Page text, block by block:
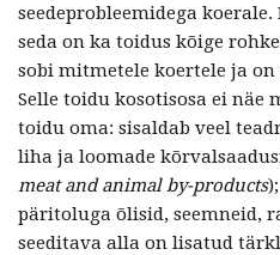
seedeprobleemidega
seda on ka toidus kõige
sobi mitmetele koertele ja
Selle toidu kosotisosa ei
toidu oma: sisaldab veel
liha ja loomade
meat and animal by-products
päritoluga õlisid, seemneid,
seeditava alla on lisatud